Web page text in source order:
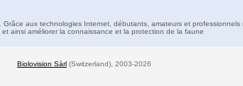
aux technologies Internet, débutants, amateurs et professionnels
ainsi améliorer la connaissance et la protection de la faune
Biolovision Sàrl (Switzerland), 2003-2026